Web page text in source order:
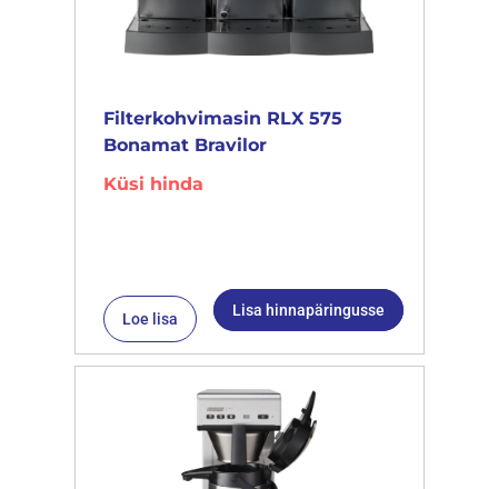
Filterkohvimasin RLX 575
Bonamat Bravilor
Küsi hinda
Loe lisa Lisa hinnapäringusse